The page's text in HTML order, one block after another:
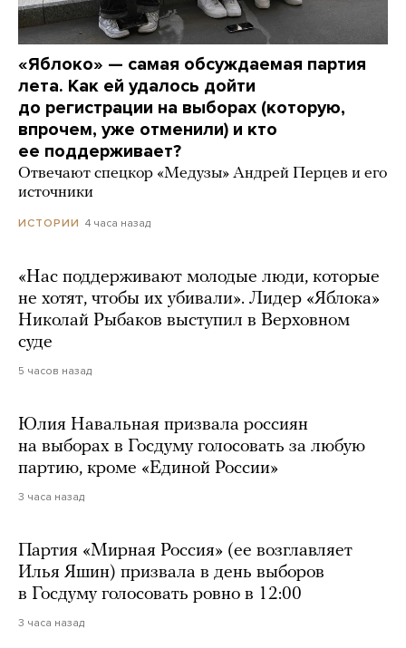
«Яблоко» — самая обсуждаемая партия
лета. Как ей удалось дойти
до регистрации на выборах (которую,
впрочем, уже отменили) и кто
ее поддерживает?
Отвечают спецкор «Медузы» Андрей Перцев и его
источники
ИСТОРИИ 4 часа назад
«Нас поддерживают молодые люди, которые
не хотят, чтобы их убивали». Лидер «Яблока»
Николай Рыбаков выступил в Верховном
суде
5 часов назад
Юлия Навальная призвала россиян
на выборах в Госдуму голосовать за любую
партию, кроме «Единой России»
3 часа назад
Партия «Мирная Россия» (ее возглавляет
Илья Яшин) призвала в день выборов
в Госдуму голосовать ровно в 12:00
3 часа назад